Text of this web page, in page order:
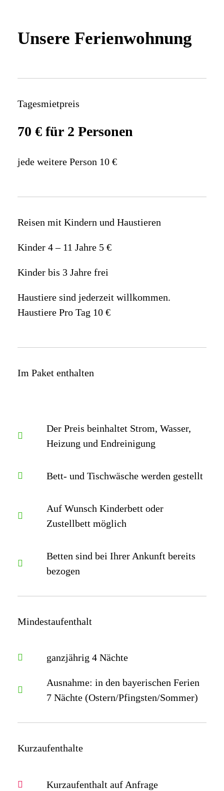
Unsere Ferienwohnung
Tagesmietpreis
70 € für 2 Personen
jede weitere Person 10 €
Reisen mit Kindern und Haustieren
Kinder 4 – 11 Jahre 5 €
Kinder bis 3 Jahre frei
Haustiere sind jederzeit willkommen.
Haustiere Pro Tag 10 €
Im Paket enthalten
Der Preis beinhaltet Strom, Wasser,
Heizung und Endreinigung
Bett- und Tischwäsche werden gestellt
Auf Wunsch Kinderbett oder
Zustellbett möglich
Betten sind bei Ihrer Ankunft bereits
bezogen
Mindestaufenthalt
ganzjährig 4 Nächte
Ausnahme: in den bayerischen Ferien
7 Nächte (Ostern/Pfingsten/Sommer)
Kurzaufenthalte
Kurzaufenthalt auf Anfrage